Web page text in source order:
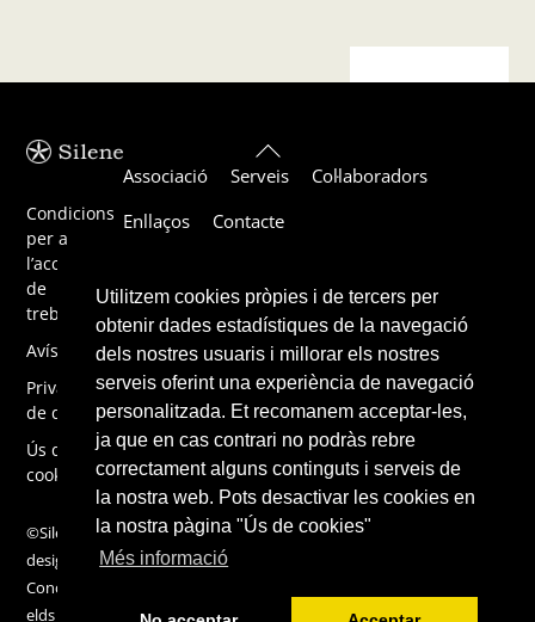
Utilitzem cookies pròpies i de tercers per
obtenir dades estadístiques de la navegació
dels nostres usuaris i millorar els nostres
serveis oferint una experiència de navegació
personalitzada. Et recomanem acceptar-les,
ja que en cas contrari no podràs rebre
correctament alguns continguts i serveis de
la nostra web. Pots desactivar les cookies en
la nostra pàgina "Ús de cookies"
Més informació
Back
To
Top
Condicions
per a
l’acceptació
de
treballs
Avís legal
Privacitat
de dades
Ús de
cookies
©Silene 2019,
design by
ConcentricFi
elds
Associació Serveis
Col·laboradors
Enllaços
Contacte